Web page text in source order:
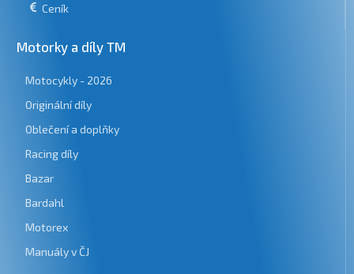
Ceník
Motorky a díly TM
Motocykly - 2026
Originální díly
Oblečení a doplňky
Racing díly
Bazar
Bardahl
Motorex
Manuály v ČJ